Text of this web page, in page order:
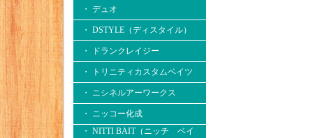
・ デュオ
・ DSTYLE（ディスタイル）
・ ドランクレイジー
・ トリニティカスタムベイツ
・ ニシネルアーワークス
・ ニッコー化成
・ NITTI BAIT（ニッチ ベイ